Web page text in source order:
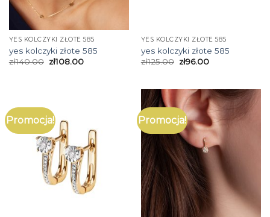
YES KOLCZYKI ZŁOTE 585
yes kolczyki złote 585
zł140.00 zł108.00
YES KOLCZYKI ZŁOTE 585
yes kolczyki złote 585
zł125.00 zł96.00
Promocja! Promocja!